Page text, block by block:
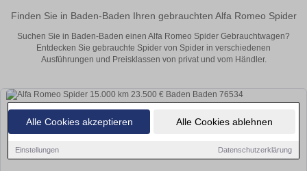
Alle Cookies akzeptieren Alle Cookies ablehnen
Einstellungen Datenschutzerklärung
Finden Sie in Baden-Baden Ihren gebrauchten Alfa Romeo Spider
Suchen Sie in Baden-Baden einen Alfa Romeo Spider Gebrauchtwagen?
Entdecken Sie gebrauchte Spider von Spider in verschiedenen
Ausführungen und Preisklassen von privat und vom Händler.